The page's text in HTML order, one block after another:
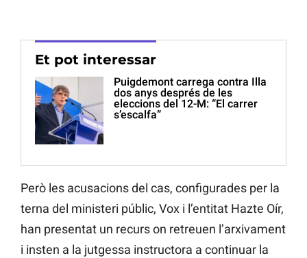
Et pot interessar
Puigdemont carrega contra Illa
dos anys després de les
eleccions del 12-M: “El carrer
s’escalfa”
Però les acusacions del cas, configurades per la
terna del ministeri públic, Vox i l’entitat Hazte Oír,
han presentat un recurs on retreuen l’arxivament
i insten a la jutgessa instructora a continuar la